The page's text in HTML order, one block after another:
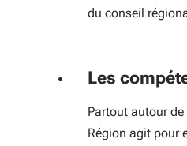
du conseil
Les
Partout autour
Région agit pour